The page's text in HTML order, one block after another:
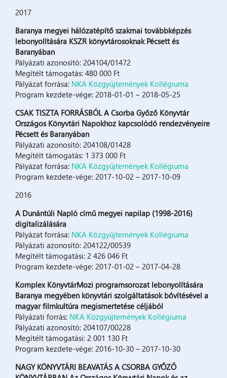
2017
Baranya megyei hálózatépítő szakmai továbbképzés
lebonyolítására KSZR könyvtárosoknak Pécsett és
Baranyában
Pályázati azonosító: 204104/01472
Megítélt támogatás: 480 000 Ft
Pályázat forrása: NKA Közgyűjtemények Kollégiuma
Program kezdete-vége: 2018-01-01 – 2018-05-25
CSAK TISZTA FORRÁSBÓL A Csorba Győző Könyvtár
Országos Könyvtári Napokhoz kapcsolódó rendezvényeire
Pécsett és Baranyában
Pályázati azonosító: 204108/01428
Megítélt támogatás: 1 373 000 Ft
Pályázat forrása: NKA Közgyűjtemények Kollégiuma
Program kezdete-vége: 2017-10-02 – 2017-10-09
2016
A Dunántúli Napló című megyei napilap (1998-2016)
digitalizálására
Pályázat forrása: NKA Közgyűjtemények Kollégiuma
Pályázati azonosító: 204122/00539
Megítélt támogatási: 2 426 046 Ft
Program kezdete-vége: 2017-01-02 – 2017-04-28
Komplex KönyvtárMozi programsorozat lebonyolítására
Baranya megyében könyvtári szolgáltatások bővítésével a
magyar filmkultúra megismertetése céljából
Pályázati forrás: NKA Közgyűjtemények Kollégiuma
Pályázati azonosító: 204107/00228
Megítélt támogatási: 2 001 130 Ft
Program kezdete-vége: 2016-10-30 – 2017-10-30
NAGY KÖNYVTÁRI BEAVATÁS A CSORBA GYŐZŐ